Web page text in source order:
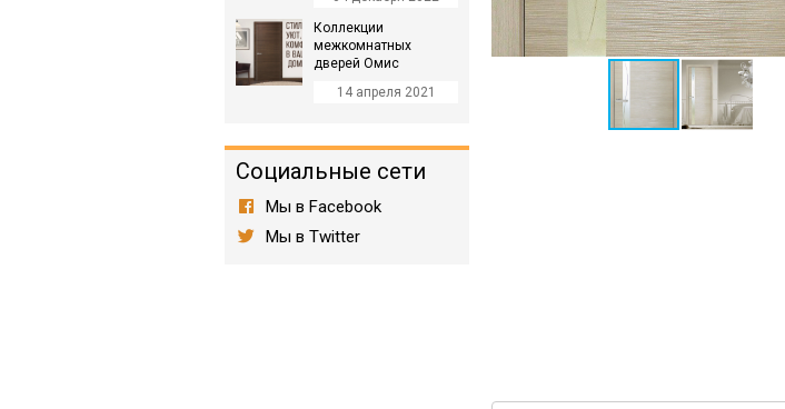
Коллекции
межкомнатных
дверей Омис
14 апреля 2021
Социальные сети
Мы в Facebook
Мы в Twitter